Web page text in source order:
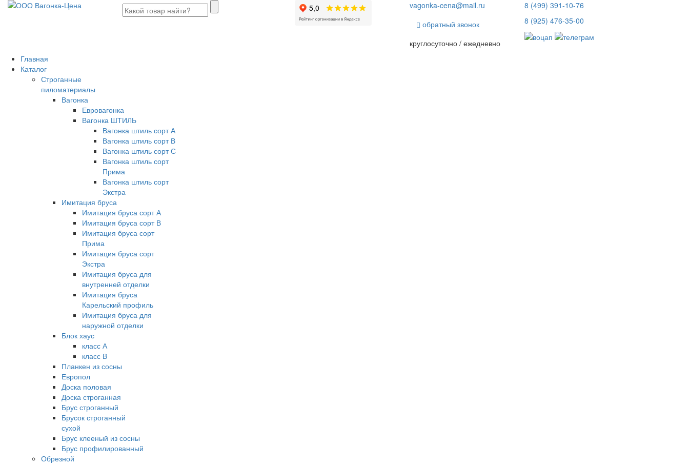
vagonka-cena@mail.ru
обратный звонок
круглосуточно / ежедневно
8 (499) 391-10-76
8 (925) 476-35-00
Главная
Каталог
Строганные
пиломатериалы
Вагонка
Евровагонка
Вагонка ШТИЛЬ
Вагонка штиль сорт А
Вагонка штиль сорт В
Вагонка штиль сорт С
Вагонка штиль сорт
Прима
Вагонка штиль сорт
Экстра
Имитация бруса
Имитация бруса сорт А
Имитация бруса сорт В
Имитация бруса сорт
Прима
Имитация бруса сорт
Экстра
Имитация бруса для
внутренней отделки
Имитация бруса
Карельский профиль
Имитация бруса для
наружной отделки
Блок хаус
класс А
класс В
Планкен из сосны
Европол
Доска половая
Доска строганная
Брус строганный
Брусок строганный
сухой
Брус клееный из сосны
Брус профилированный
Обрезной